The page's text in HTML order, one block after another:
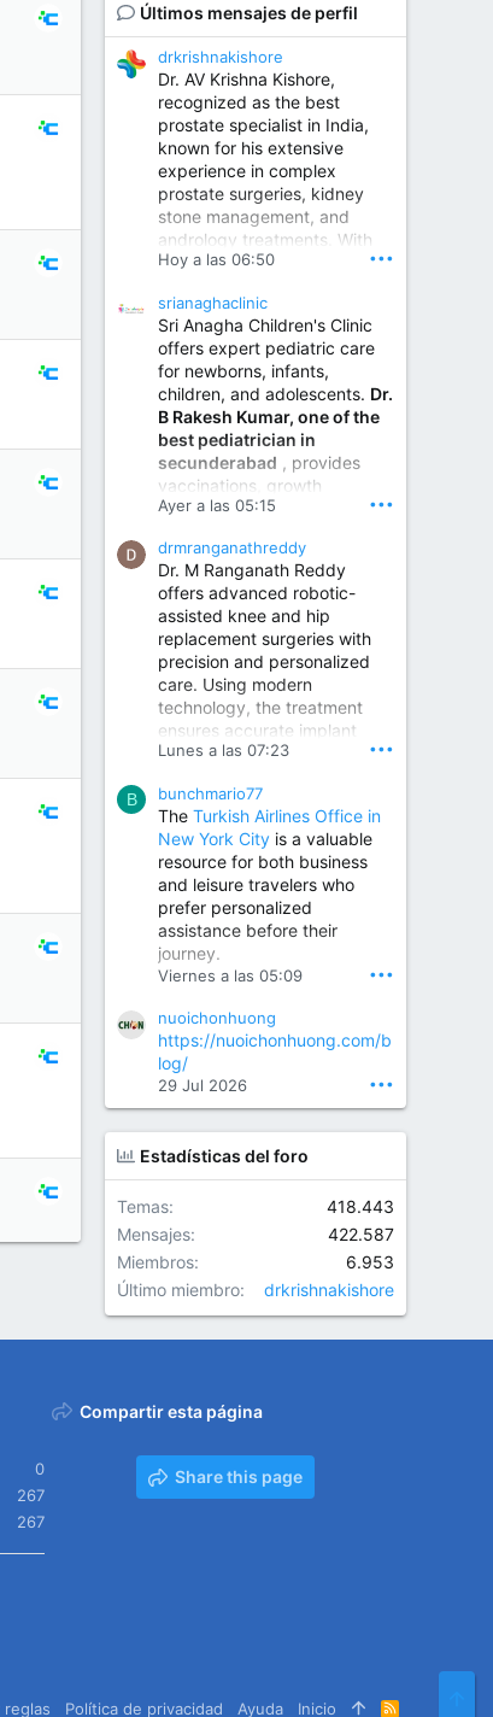
Últimos mensajes de perfil
drkrishnakishore
Dr. AV Krishna Kishore,
recognized as the best
prostate specialist in India,
known for his extensive
experience in complex
prostate surgeries, kidney
stone management, and
andrology treatments. With
years of surgical practice and
invasive and robotic
techniques.
Best Urologist in Vijayawada | Urology Specialist in Vijayawada
Dr. A. V. Krishna Kishore,
the Best Urologist...
www.drkrishnakishore.com
Hoy a las 06:50 •••
srianaghaclinic
Sri Anagha Children's Clinic
offers expert pediatric care
for newborns, infants,
children, and adolescents. Dr.
B Rakesh Kumar, one of the
best pediatrician in
secunderabad , provides
vaccinations, growth
monitoring, newborn care,
illnesses, nutrition guidance,
and preventive healthcare in
a child-friendly environment.
Children Hospital in Secunderabad | Best Pediatrician in Hyderabad | Neonatologist in Medchal
Our pediatrician and
Neonatologist team at...
www.srianaghaclinic.com
Ayer a las 05:15 •••
drmranganathreddy
Dr. M Ranganath Reddy
offers advanced robotic-
assisted knee and hip
replacement surgeries with
precision and personalized
care. Using modern
technology, the treatment
ensures accurate implant
placement, reduced pain,
improved joint function,
helping patients return to an
active and comfortable
lifestyle.
Orthopedic Surgeon in Kondapur | Best Orthopedic Doctor in Kondapur | Dr. M. Ranganath Reddy
Consult Dr. M. Ranganath
Reddy, the best...
www.drranganathreddy.co
m
Lunes a las 07:23 •••
B bunchmario77
The Turkish Airlines Office in
New York City is a valuable
resource for both business
and leisure travelers who
prefer personalized
assistance before their
journey.
Viernes a las 05:09 •••
nuoichonhuong
https://nuoichonhuong.com/b
log/
29 Jul 2026 •••
Estadísticas del foro
Temas
418.443
Mensajes
422.587
Miembros
6.953
Último miembro
drkrishnakishore
0
267
267
Compartir esta página
Share this page
reglas Política de privacidad Ayuda Inicio
R